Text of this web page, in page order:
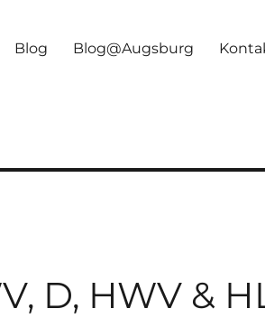
Blog Blog@Augsburg
D, HWV &